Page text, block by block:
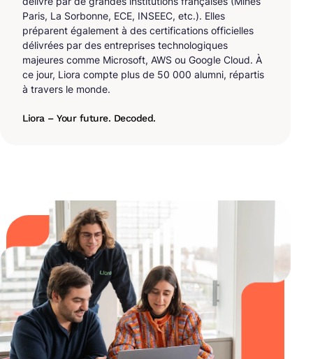
Paris, La Sorbonne, ECE, INSEEC, etc.). Elles
préparent également à des certifications officielles
délivrées par des entreprises technologiques
majeures comme Microsoft, AWS ou Google Cloud. À
ce jour, Liora compte plus de 50 000 alumni, répartis
à travers le monde.
Liora – Your future. Decoded.